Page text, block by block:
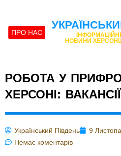
ПРО НАС
НОВИНИ
РОБОТА У
ХЕРСОНІ:
Український Південь 9
Немає коментарів